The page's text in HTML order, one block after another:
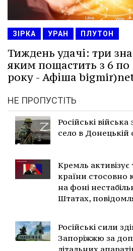
ЗІРКА УРАН ПЛУТОН
Тиждень удачі: три
яким пощастить з 6 по
року - Афіша
НЕ ПРОПУСТІТЬ
Російські
село в Донецькій
Кремль
країни стосовно
на фоні
Штатах,
Російські сили
Запоріжжю за
літальних